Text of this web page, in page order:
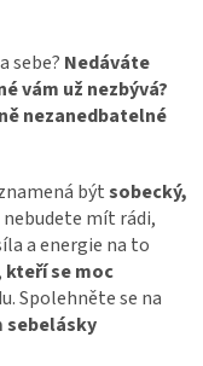
sebe? Nedáváte
vám už nezbývá?
nezanedbatelné
býtsobecký,
nebudete mít rádi,
a energie na to
kteří se moc
Spolehněte se na
sebelásky